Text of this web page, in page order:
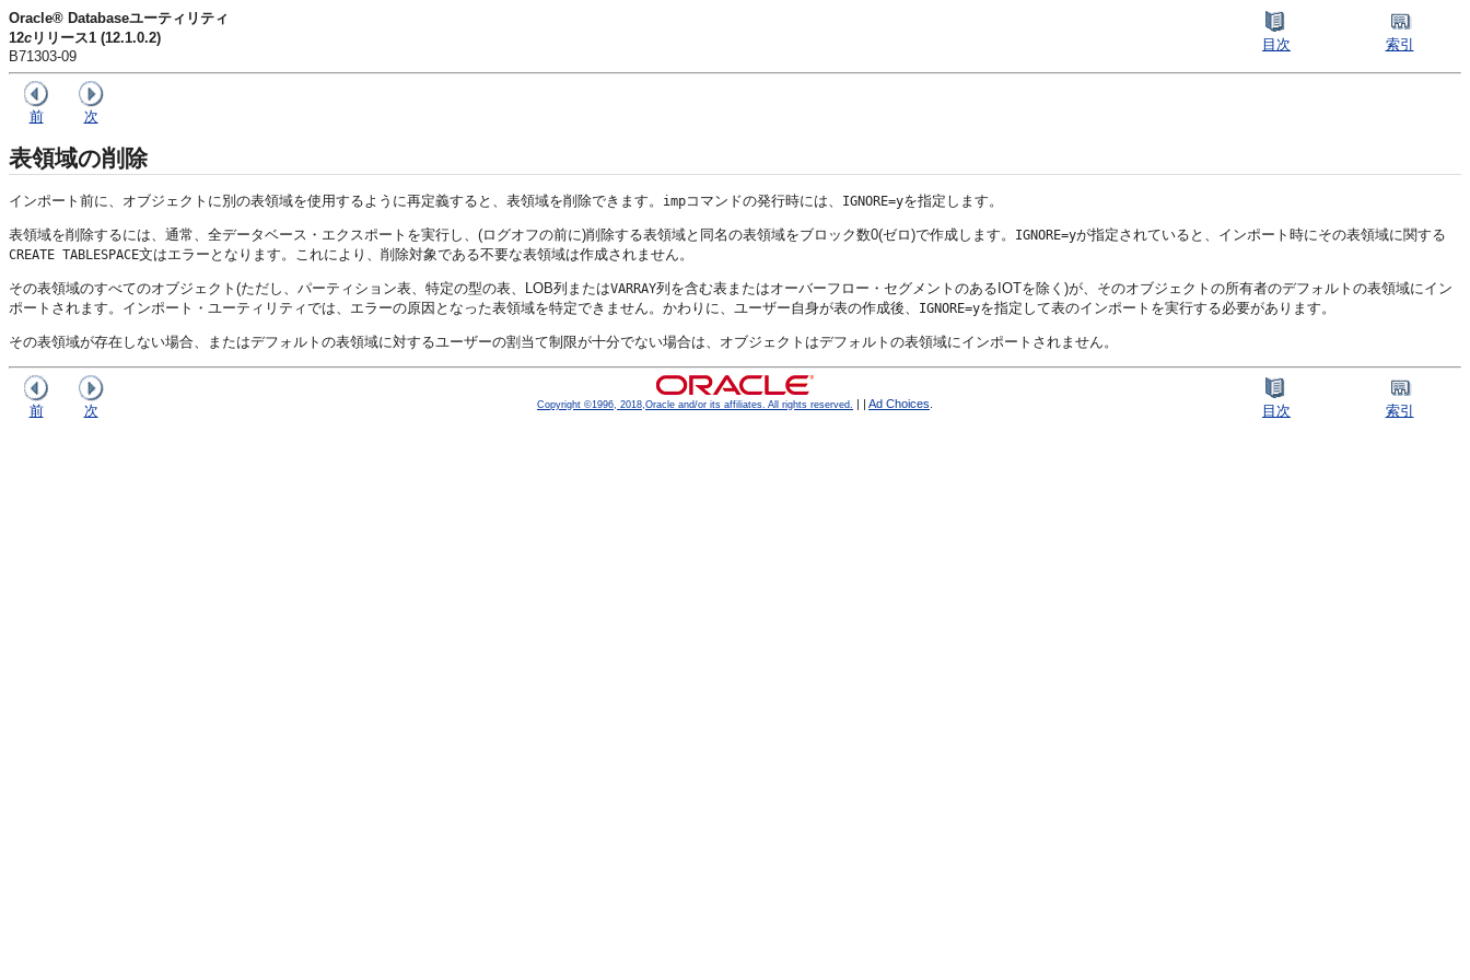
Oracle® Databaseユーティリティ
12c リリース1 (12.1.0.2)
B71303-09
目次 索引
前 次
表領域の削除
インポート前に、オブジェクトに別の表領域を使用するように再定義すると、表領域を削除できます。 impコマンドの発行時には、 IGNORE=yを指定します。
表領域を削除するには、通常、全データベース・エクスポートを実行し、(ログオフの前に)削除する表領域と同名の表領域をブロック数0(ゼロ)で作成します。 IGNORE=yが指定されていると、インポート時にその表領域に関する
CREATE TABLESPACE文はエラーとなります。これにより、削除対象である不要な表領域は作成されません。
その表領域のすべてのオブジェクト(ただし、パーティション表、特定の型の表、LOB列またはVARRAY列を含む表またはオーバーフロー・セグメントのあるIOTを除く)が、そのオブジェクトの所有者のデフォルトの表領域にイン
ポートされます。インポート・ユーティリティでは、エラーの原因となった表領域を特定できません。かわりに、ユーザー自身が表の作成後、
IGNORE=yを指定して表のインポートを実行する必要があります。
その表領域が存在しない場合、またはデフォルトの表領域に対するユーザーの割当て制限が十分でない場合は、オブジェクトはデフォルトの表領域にインポートされません。
前 次 Copyright ©1996, 2018,Oracle and/or its affiliates. All rights reserved. Ad Choices 目次 索引